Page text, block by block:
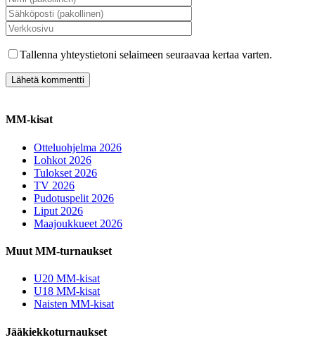
Tallenna yhteystietoni selaimeen seuraavaa kertaa varten.
MM-kisat
Otteluohjelma 2026
Lohkot 2026
Tulokset 2026
TV 2026
Pudotuspelit 2026
Liput 2026
Maajoukkueet 2026
Muut MM-turnaukset
U20 MM-kisat
U18 MM-kisat
Naisten MM-kisat
Jääkiekkoturnaukset